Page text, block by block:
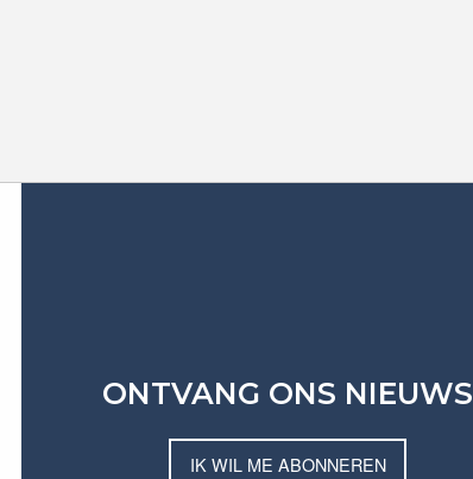
ONTVANG ONS NIEUWS
IK WIL ME ABONNEREN